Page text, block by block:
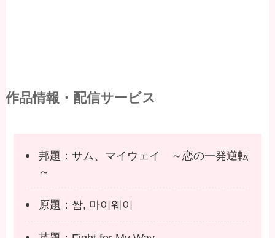
作品情報・配信サービス
邦題：サム、マイウェイ ～恋の一発逆転
～
原題：쌈, 마이웨이